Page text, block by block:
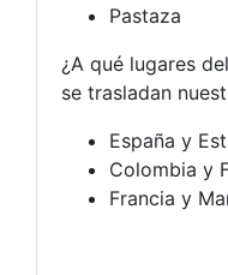
Pastaza
¿A qué lugares
se trasladan
España y
Colombia y
Francia y